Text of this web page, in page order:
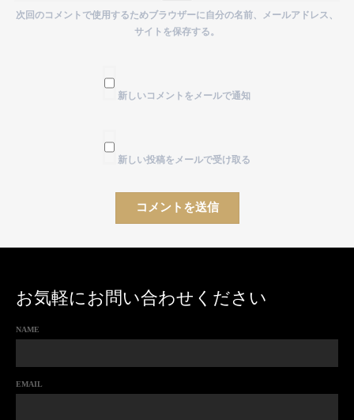
次回のコメントで使用するためブラウザーに自分の名前、メールアドレス、
サイトを保存する。
新しいコメントをメールで通知
新しい投稿をメールで受け取る
お気軽にお問い合わせください
NAME
EMAIL